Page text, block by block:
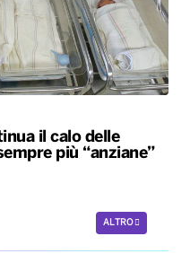
il calo delle
più “anziane”
ALTRO